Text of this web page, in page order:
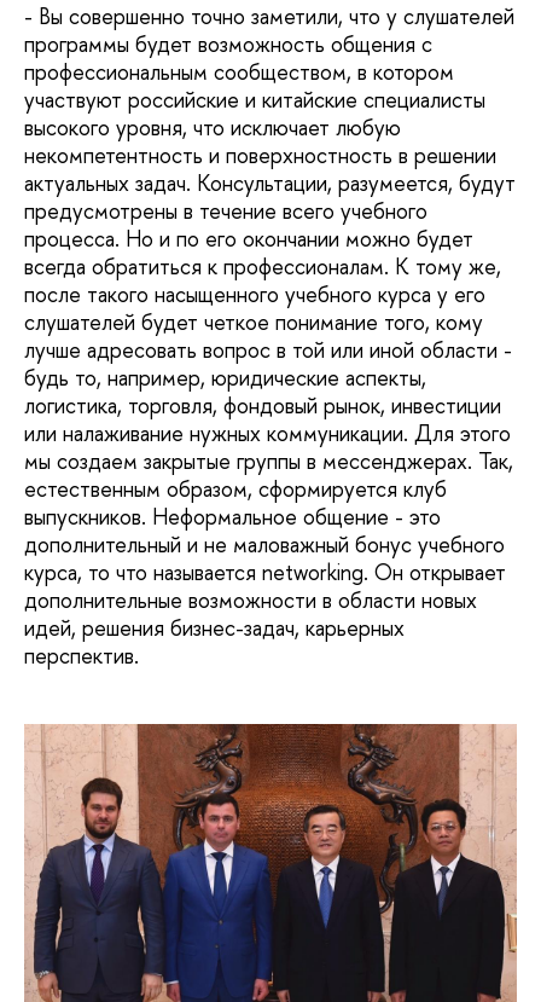
- Вы совершенно точно заметили, что у слушателей
программы будет возможность общения с
профессиональным сообществом, в котором
участвуют российские и китайские специалисты
высокого уровня, что исключает любую
некомпетентность и поверхностность в решении
актуальных задач. Консультации, разумеется, будут
предусмотрены в течение всего учебного
процесса. Но и по его окончании можно будет
всегда обратиться к профессионалам. К тому же,
после такого насыщенного учебного курса у его
слушателей будет четкое понимание того, кому
лучше адресовать вопрос в той или иной области -
будь то, например, юридические аспекты,
логистика, торговля, фондовый рынок, инвестиции
или налаживание нужных коммуникации. Для этого
мы создаем закрытые группы в мессенджерах. Так,
естественным образом, сформируется клуб
выпускников. Неформальное общение - это
дополнительный и не маловажный бонус учебного
курса, то что называется networking. Он открывает
дополнительные возможности в области новых
идей, решения бизнес-задач, карьерных
перспектив.